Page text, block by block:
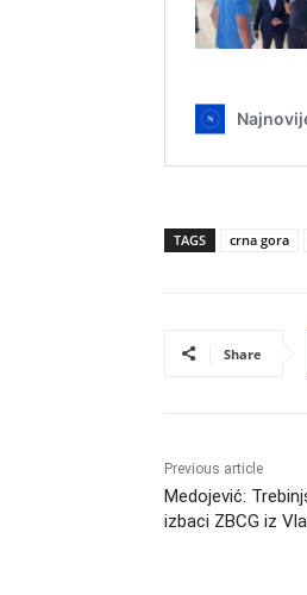
TAGS crna gora
Share
Previous article
Medojević:
izbaci ZBCG iz